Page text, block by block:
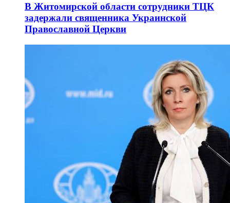
В Житомирской области сотрудники ТЦК
задержали священника Украинской
Православной Церкви